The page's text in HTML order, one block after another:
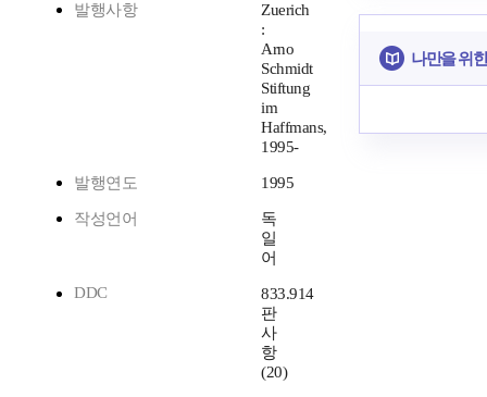
발행사항
Zuerich
:
Arno
Schmidt
Stiftung
im
Haffmans,
1995-
발행연도 1995
작성언어
독
일
어
DDC
833.914
판
사
항
(20)
나만을 위